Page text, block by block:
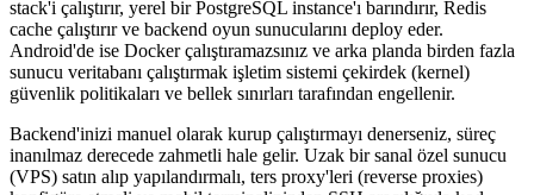
stack'i çalıştırır, yerel bir PostgreSQL instance'ı barındırır, Redis
cache çalıştırır ve backend oyun sunucularını deploy eder.
Android'de ise Docker çalıştıramazsınız ve arka planda birden fazla
sunucu veritabanı çalıştırmak işletim sistemi çekirdek (kernel)
güvenlik politikaları ve bellek sınırları tarafından engellenir.
Backend'inizi manuel olarak kurup çalıştırmayı denerseniz, süreç
inanılmaz derecede zahmetli hale gelir. Uzak bir sanal özel sunucu
(VPS) satın alıp yapılandırmalı, ters proxy'leri (reverse proxies)